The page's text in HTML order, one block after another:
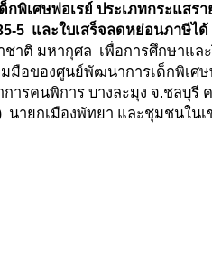
พิเศษพ่อเรย์ ประเภทกระแสร
5 และใบเสร็จลดหย่อนภาษีได้
ชาติ มหากุศล เพื่อการศึกษาแล
มือของศูนย์พัฒนาการเด็กพิเศ
ารคนพิการ บางละมุง จ.ชลบุรี
นายกเมืองพัทยา และชุมชนในเ